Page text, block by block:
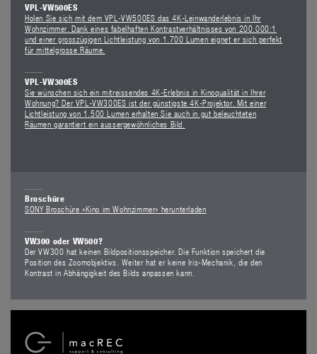
VPL-VW500ES
Holen Sie sich mit dem VPL-VW500ES das 4K-Leinwanderlebnis in Ihr
Wohnzimmer. Dank eines fabelhaften Kontrastverhältnisses von 200.000:1
und einer grosszügigen Lichtleistung von 1.700 Lumen eignet er sich perfekt
für mittelgrosse Räume.
VPL-VW300ES
Sie wünschen sich ein mitreissendes 4K-Erlebnis in Kinoqualität in Ihrer
Wohnung? Der VPL-VW300ES ist der günstigste 4K-Projektor. Mit einer
Lichtleistung von 1.500 Lumen erhalten Sie auch in gut beleuchteten
Räumen garantiert ein aussergewöhnliches Bild.
Broschüre
SONY Broschüre «Kino im Wohnzimmer» herunterladen
VW300 oder VW500?
Der VW300 hat keinen Bildpositionsspeicher. Die Funktion speichert die
Position des Zoomobjektivs. Weiter hat er keine Iris-Mechanik, die den
Kontrast in Abhängigkeit des Bilds anpassen kann.